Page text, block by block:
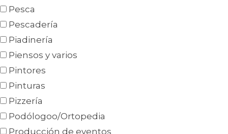
Pesca
Pescadería
Piadinería
Piensos y varios
Pintores
Pinturas
Pizzería
Podólogoo/Ortopedia
Producción de eventos